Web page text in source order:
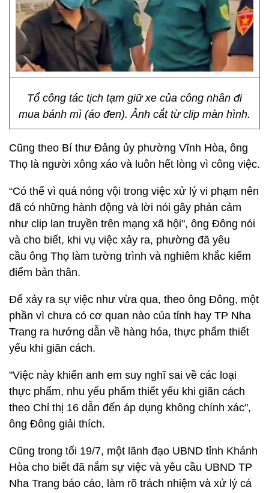
Tổ công tác tịch tạm giữ xe của công nhân đi
mua bánh mì (áo đen). Ảnh cắt từ clip màn hình.
Cũng theo Bí thư Đảng ủy phường Vĩnh Hòa, ông
Thọ là người xông xáo và luôn hết lòng vì công việc.
“Có thể vì quá nóng vội trong việc xử lý vi phạm nên
đã có những hành động và lời nói gây phản cảm
như clip lan truyền trên mạng xã hội", ông Đông nói
và cho biết, khi vụ việc xảy ra, phường đã yêu
cầu ông Thọ làm tường trình và nghiêm khắc kiểm
điểm bản thân.
Để xảy ra sự việc như vừa qua, theo ông Đông, một
phần vì chưa có cơ quan nào của tỉnh hay TP Nha
Trang ra hướng dẫn về hàng hóa, thực phẩm thiết
yếu khi giãn cách.
"Việc này khiến anh em suy nghĩ sai về các loại
thực phẩm, nhu yếu phẩm thiết yếu khi giãn cách
theo Chỉ thị 16 dẫn đến áp dụng không chính xác",
ông Đông giải thích.
Cũng trong tối 19/7, một lãnh đạo UBND tỉnh Khánh
Hòa cho biết đã nắm sự việc và yêu cầu UBND TP
Nha Trang báo cáo, làm rõ trách nhiệm và xử lý cá